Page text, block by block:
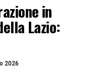
in
Lazio:
2026